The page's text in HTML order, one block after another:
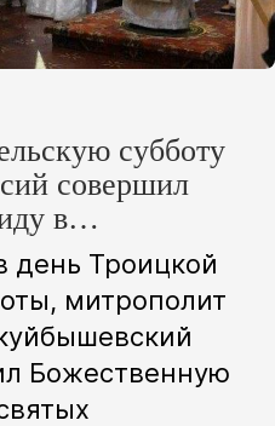
субботу
совершил
в
Самары
день Троицкой
митрополит
Божественную